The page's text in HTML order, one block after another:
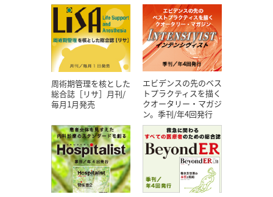
周術期管理を核とした
総合誌［リサ］月刊/
毎月1月発売
エビデンスの先のベス
トプラクティスを描く
クオータリー・マガジ
ン。季刊/年4回発行